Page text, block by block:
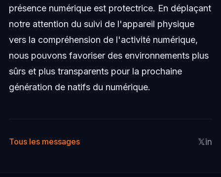
présence numérique est protectrice. En déplaçant
notre attention du suivi de l'appareil physique
vers la compréhension de l'activité numérique,
nous pouvons favoriser des environnements plus
sûrs et plus transparents pour la prochaine
génération de natifs du numérique.
Tous les messages 𝕏in